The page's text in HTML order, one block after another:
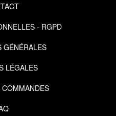
- RGPD
GÉNÉRALES
LÉGALES